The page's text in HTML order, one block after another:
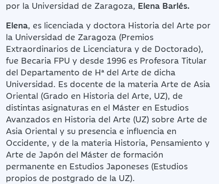
por la Universidad de Zaragoza, Elena Barlés.
Elena, es licenciada y doctora Historia del Arte por
la Universidad de Zaragoza (Premios
Extraordinarios de Licenciatura y de Doctorado),
fue Becaria FPU y desde 1996 es Profesora Titular
del Departamento de Hª del Arte de dicha
Universidad. Es docente de la materia Arte de Asia
Oriental (Grado en Historia del Arte, UZ), de
distintas asignaturas en el Máster en Estudios
Avanzados en Historia del Arte (UZ) sobre Arte de
Asia Oriental y su presencia e influencia en
Occidente, y de la materia Historia, Pensamiento y
Arte de Japón del Máster de formación
permanente en Estudios Japoneses (Estudios
propios de postgrado de la UZ).